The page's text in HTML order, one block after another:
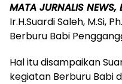
MATA JURNALIS NEWS,
Ir.H.Suardi Saleh, M.Si,
Berburu Babi
Hal itu disampaikan
kegiatan Berburu Babi